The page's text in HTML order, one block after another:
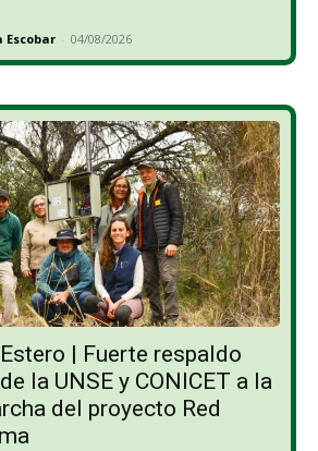
Escobar - 04/08/2026
| Fuerte respaldo
la UNSE y CONICET a la
del proyecto Red